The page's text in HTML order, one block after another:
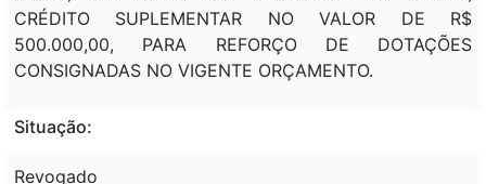
CRÉDITO SUPLEMENTAR NO VALOR DE R$
500.000,00, PARA REFORÇO DE DOTAÇÕES
CONSIGNADAS NO VIGENTE ORÇAMENTO.
Situação:
Revogado